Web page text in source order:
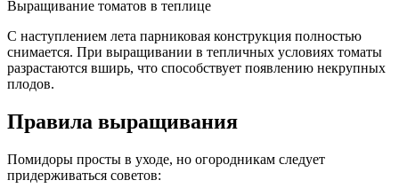
Выращивание томатов в теплице
С наступлением лета парниковая конструкция полностью
снимается. При выращивании в тепличных условиях томаты
разрастаются вширь, что способствует появлению некрупных
плодов.
Правила выращивания
Помидоры просты в уходе, но огородникам следует
придерживаться советов: